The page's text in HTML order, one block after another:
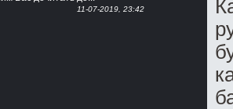
11-07-2019, 23:42